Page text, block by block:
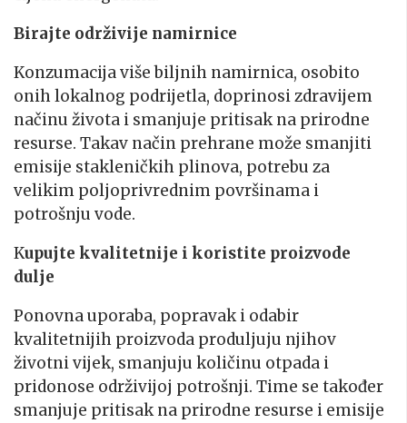
Birajte održivije namirnice
Konzumacija više biljnih namirnica, osobito
onih lokalnog podrijetla, doprinosi zdravijem
načinu života i smanjuje pritisak na prirodne
resurse. Takav način prehrane može smanjiti
emisije stakleničkih plinova, potrebu za
velikim poljoprivrednim površinama i
potrošnju vode.
Kupujte kvalitetnije i koristite proizvode
dulje
Ponovna uporaba, popravak i odabir
kvalitetnijih proizvoda produljuju njihov
životni vijek, smanjuju količinu otpada i
pridonose održivijoj potrošnji. Time se također
smanjuje pritisak na prirodne resurse i emisije